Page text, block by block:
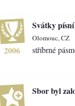
2006
Svátky písní
Olomouc, CZ
stříbrné
Sbor byl